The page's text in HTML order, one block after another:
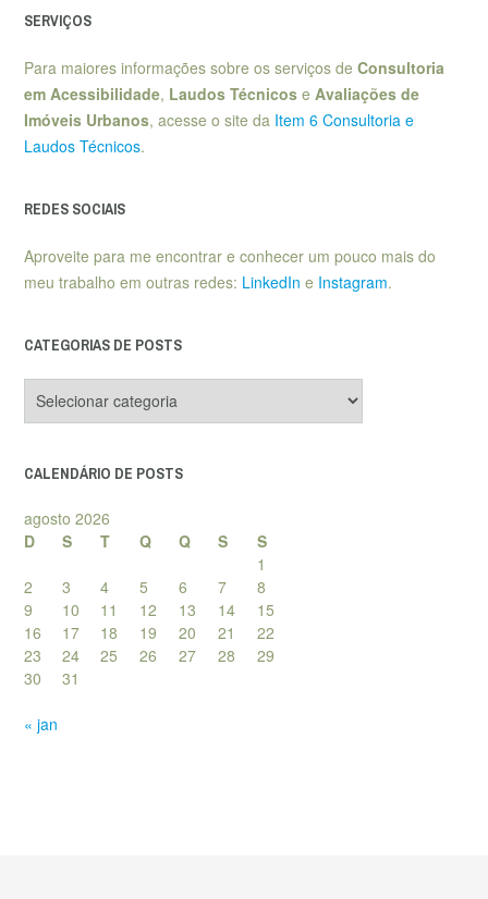
SERVIÇOS
Para maiores informações sobre os serviços de Consultoria
em Acessibilidade, Laudos Técnicos e Avaliações de
Imóveis Urbanos, acesse o site da Item 6 Consultoria e
Laudos Técnicos.
REDES SOCIAIS
Aproveite para me encontrar e conhecer um pouco mais do
meu trabalho em outras redes: LinkedIn e Instagram.
CATEGORIAS DE POSTS
de
CALENDÁRIO DE POSTS
agosto 2026
D
S T Q Q S
S
1
2
3 4 5 6 7
8
9
10 11 12 13 14
15
16
17 18 19 20 21
22
23
24 25 26 27 28
29
30
31
« jan